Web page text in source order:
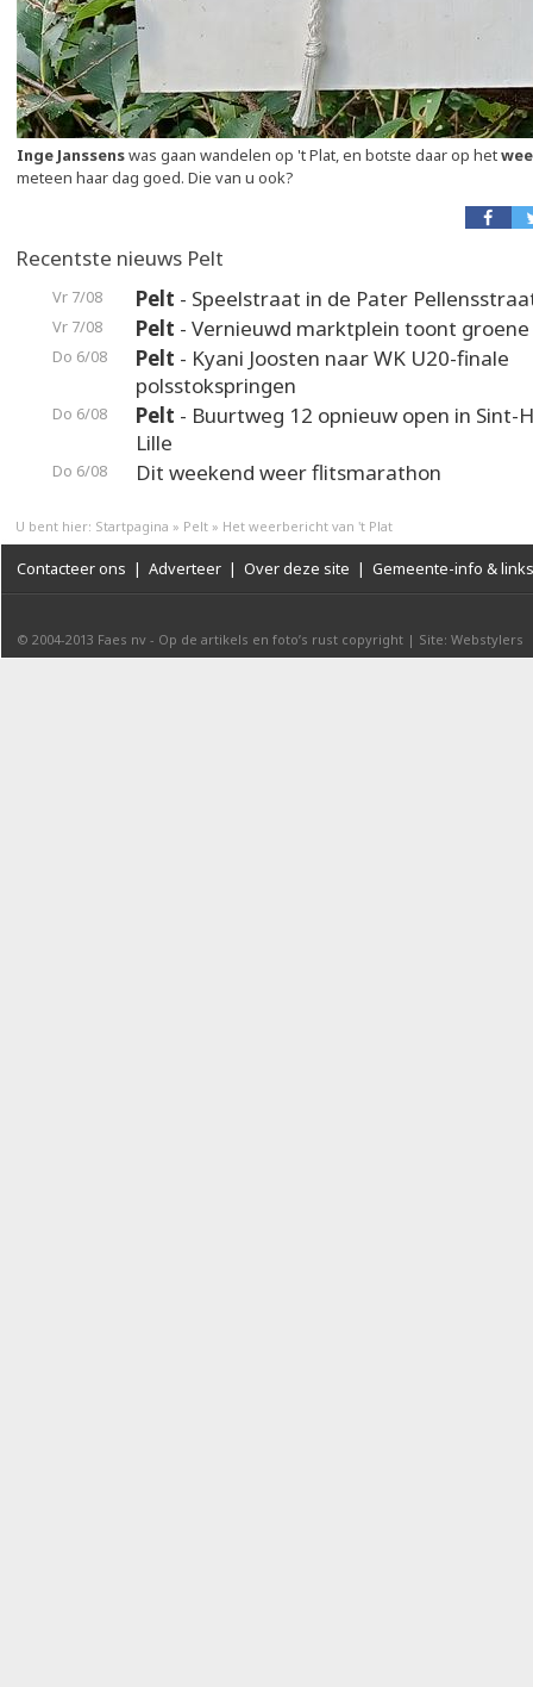
Inge Janssenswas gaan wandelen op 't Plat, en botste daar op het
meteen haar dag goed. Die van u ook?
Recentste nieuws Pelt
Vr 7/08 Pelt - Speelstraat in de Pater
Vr 7/08 Pelt - Vernieuwd marktplein toont
Do 6/08 Pelt - Kyani Joosten naar WK U20-finale
polsstokspringen
Do 6/08 Pelt - Buurtweg 12 opnieuw open in Sint-
Lille
Do 6/08 Dit weekend weer flitsmarathon
U bent hier: Startpagina » Pelt » Het weerbericht van 't Plat
Contacteer ons | Adverteer | Over deze site | Gemeente-info & links
© 2004-2013 Faes nv - Op de artikels en foto’s rust copyright | Site: Webstylers